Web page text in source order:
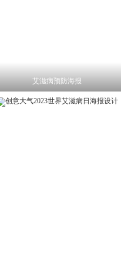
艾滋病预防海报